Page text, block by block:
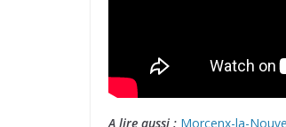
A lire aussi : Morcenx-la-